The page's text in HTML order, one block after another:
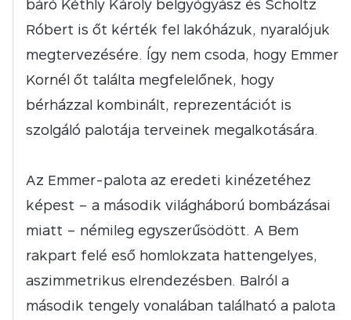
báró Kéthly Károly belgyógyász és Scholtz
Róbert is őt kérték fel lakóházuk, nyaralójuk
megtervezésére. Így nem csoda, hogy Emmer
Kornél őt találta megfelelőnek, hogy
bérházzal kombinált, reprezentációt is
szolgáló palotája terveinek megalkotására.
Az Emmer-palota az eredeti kinézetéhez
képest – a második világháború bombázásai
miatt – némileg egyszerűsödött. A Bem
rakpart felé eső homlokzata hattengelyes,
aszimmetrikus elrendezésben. Balról a
második tengely vonalában található a palota